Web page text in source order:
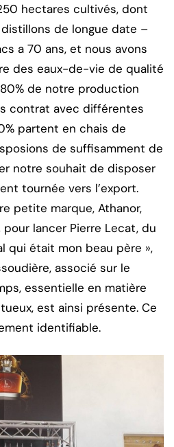
hectares cultivés, dont
de longue date –
a 70 ans, et nous avons
des eaux-de-vie de qualité
de notre production
contrat avec différentes
partent en chais de
de suffisamment de
notre souhait de disposer
tournée vers l’export.
petite marque, Athanor,
lancer Pierre Lecat, du
qui était mon beau père »,
associé sur le
essentielle en matière
est ainsi présente. Ce
identifiable.